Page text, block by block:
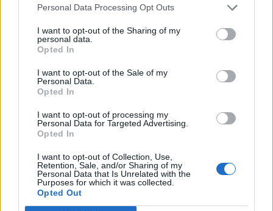
Personal Data Processing Opt Outs
I want to opt-out of the Sharing of my
personal data.
Opted In
I want to opt-out of the Sale of my
Personal Data.
Opted In
I want to opt-out of processing my
Personal Data for Targeted Advertising.
Opted In
I want to opt-out of Collection, Use,
Retention, Sale, and/or Sharing of my
Personal Data that Is Unrelated with the
Purposes for which it was collected.
Opted Out